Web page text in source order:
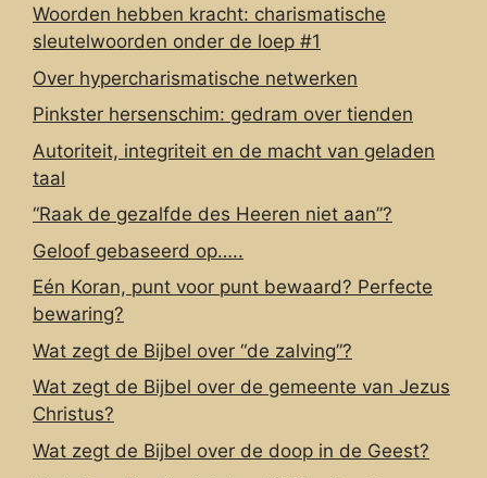
Woorden hebben kracht: charismatische
sleutelwoorden onder de loep #1
Over hypercharismatische netwerken
Pinkster hersenschim: gedram over tienden
Autoriteit, integriteit en de macht van geladen
taal
“Raak de gezalfde des Heeren niet aan”?
Geloof gebaseerd op…..
Eén Koran, punt voor punt bewaard? Perfecte
bewaring?
Wat zegt de Bijbel over “de zalving”?
Wat zegt de Bijbel over de gemeente van Jezus
Christus?
Wat zegt de Bijbel over de doop in de Geest?